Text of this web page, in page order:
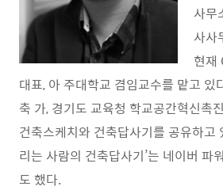
사무
사사
현재
대표, 아 주대학교 겸임교수를 맡고 있
축 가, 경기도 교육청 학교공간혁신촉
건축스케치와 건축답사기를 공유하고
리는 사람의 건축답사기’는 네이버 파
도 했다.